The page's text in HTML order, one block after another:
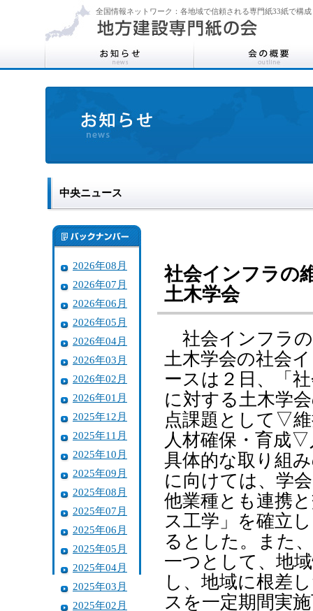
全国情報ネットワーク：各地域で信頼される専門紙33紙で構成
中央ニュース
2026年08月
2026年07月
2026年06月
2026年05月
2026年04月
2026年03月
2026年02月
2026年01月
2025年12月
2025年11月
2025年10月
2025年09月
2025年08月
2025年07月
2025年06月
2025年05月
2025年04月
2025年03月
2025年02月
社会インフラの
土木学会
社会インフラ
土木学会の社会
ースは２日、「
に対する土木学
点課題として▽
人材確保・育成
具体的な取り組
に向けては、学
他業種とも連携
ス工学」を確立
るとした。また
一つとして、地
し、地域に根差
スを一定期間実